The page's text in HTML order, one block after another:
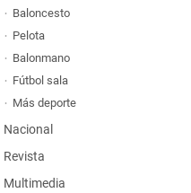
Baloncesto
Pelota
Balonmano
Fútbol sala
Más deporte
Nacional
Revista
Multimedia